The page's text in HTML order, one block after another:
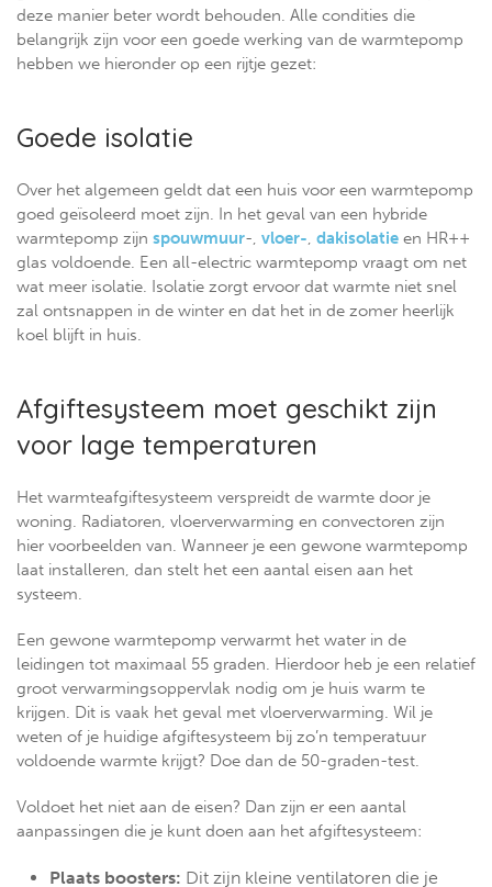
deze manier beter wordt behouden. Alle condities die
belangrijk zijn voor een goede werking van de warmtepomp
hebben we hieronder op een rijtje gezet:
Goede isolatie
Over het algemeen geldt dat een huis voor een warmtepomp
goed geïsoleerd moet zijn. In het geval van een hybride
warmtepomp zijn spouwmuur-, vloer-, dakisolatie en HR++
glas voldoende. Een all-electric warmtepomp vraagt om net
wat meer isolatie. Isolatie zorgt ervoor dat warmte niet snel
zal ontsnappen in de winter en dat het in de zomer heerlijk
koel blijft in huis.
Afgiftesysteem moet geschikt zijn
voor lage temperaturen
Het warmteafgiftesysteem verspreidt de warmte door je
woning. Radiatoren, vloerverwarming en convectoren zijn
hier voorbeelden van. Wanneer je een gewone warmtepomp
laat installeren, dan stelt het een aantal eisen aan het
systeem.
Een gewone warmtepomp verwarmt het water in de
leidingen tot maximaal 55 graden. Hierdoor heb je een relatief
groot verwarmingsoppervlak nodig om je huis warm te
krijgen. Dit is vaak het geval met vloerverwarming. Wil je
weten of je huidige afgiftesysteem bij zo’n temperatuur
voldoende warmte krijgt? Doe dan de 50-graden-test.
Voldoet het niet aan de eisen? Dan zijn er een aantal
aanpassingen die je kunt doen aan het afgiftesysteem:
Plaats boosters: Dit zijn kleine ventilatoren die je